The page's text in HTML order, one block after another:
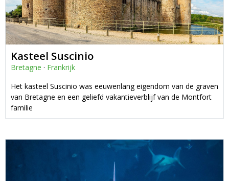
Kasteel Suscinio
Bretagne · Frankrijk
Het kasteel Suscinio was eeuwenlang eigendom van de graven
van Bretagne en een geliefd vakantieverblijf van de Montfort
familie